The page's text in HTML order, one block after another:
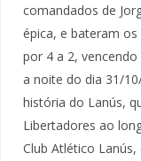
comandados de
épica, e bateram os
por 4 a 2,
a noite do dia 31/
história do Lanús,
Libertadores ao
Club Atlético